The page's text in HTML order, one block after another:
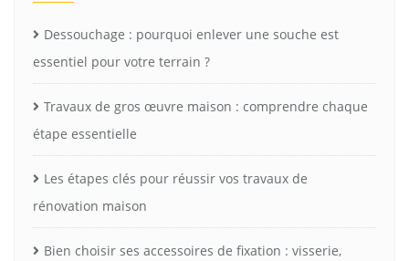
Dessouchage : pourquoi enlever une souche est
essentiel pour votre terrain ?
Travaux de gros œuvre maison : comprendre chaque
étape essentielle
Les étapes clés pour réussir vos travaux de
rénovation maison
Bien choisir ses accessoires de fixation : visserie,